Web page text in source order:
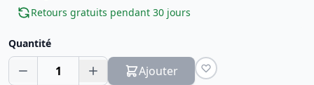
Retours gratuits pendant 30 jours
Quantité
1 Ajouter